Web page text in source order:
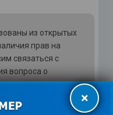
из открытых
прав на
связаться с
вопроса о
или
×